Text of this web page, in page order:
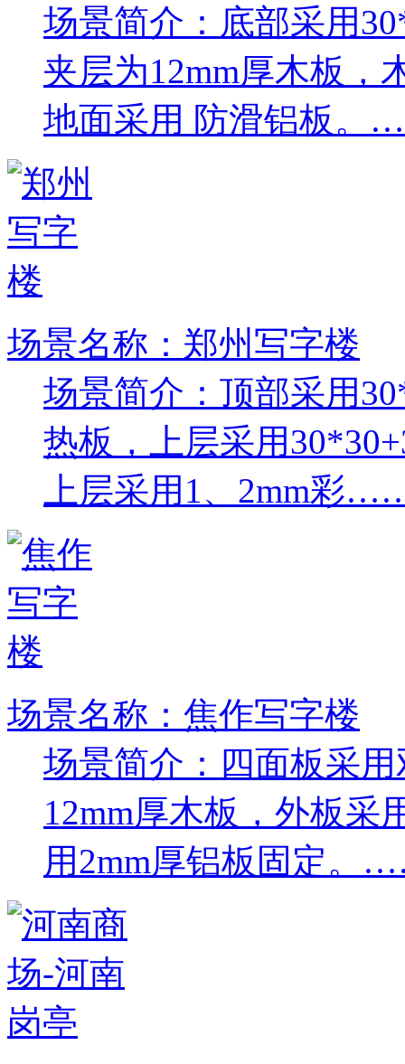
场景简介：底部采用
夹层为12mm厚木板，
地面采用 防滑铝板
场景名称：郑州写字楼
场景简介：顶部采用
热板，上层采用
上层采用1、2mm彩
场景名称：焦作写字楼
场景简介：四面板采
12mm厚木板，外板采
用2mm厚铝板固定。